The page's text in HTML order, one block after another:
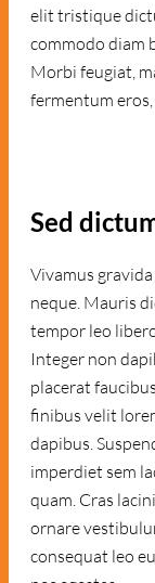
elit tristique
commodo diam
Morbi feugiat,
fermentum
Sed
Vivamus
neque. Mauris
tempor leo
Integer non
placerat
finibus velit
dapibus.
imperdiet sem
quam. Cras
ornare
consequat leo